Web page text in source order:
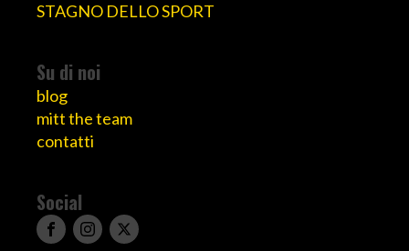
STAGNO DELLO SPORT
Su di noi
blog
mitt the team
contatti
Social